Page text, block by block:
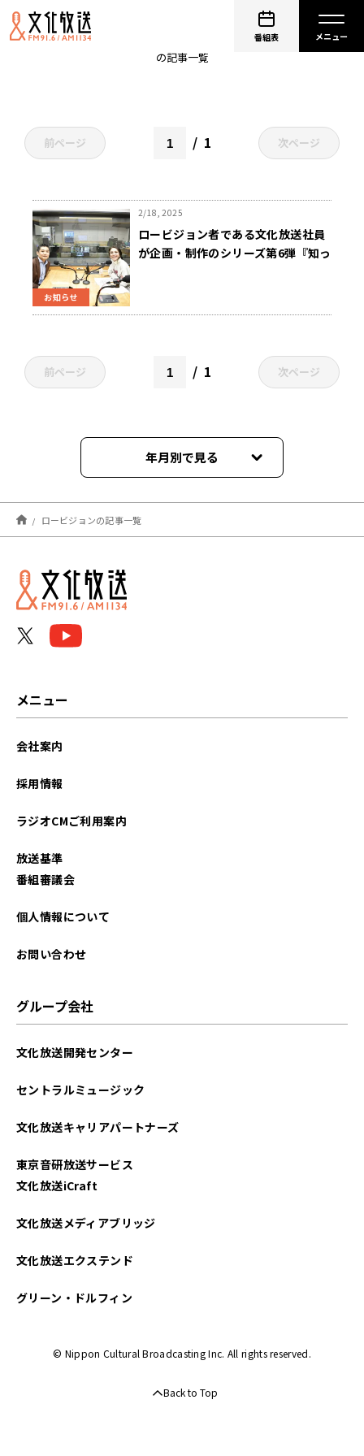
番組表
の記事一覧
前ページ 1 次ページ
お知らせ
2/18, 2025
ロービジョン者である文化放送社員
が企画・制作のシリーズ第6弾『知っ
前ページ 1 次ページ
年月別で見る
2026年02月
2025年02月
2024年06月
ロービジョンの記事一覧
メニュー
会社案内
採用情報
ラジオCMご利用案内
放送基準
番組審議会
個人情報について
お問い合わせ
グループ会社
文化放送開発センター
セントラルミュージック
文化放送キャリアパートナーズ
東京音研放送サービス
文化放送iCraft
文化放送メディアブリッジ
文化放送エクステンド
グリーン・ドルフィン
© Nippon Cultural Broadcasting Inc. All rights reserved.
Back to Top